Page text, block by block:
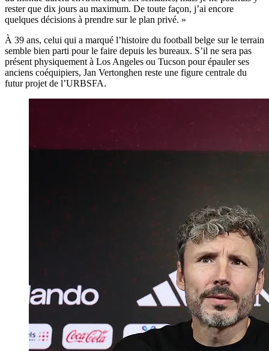
rester que dix jours au maximum. De toute façon, j’ai encore
quelques décisions à prendre sur le plan privé. »
À 39 ans, celui qui a marqué l’histoire du football belge sur le terrain
semble bien parti pour le faire depuis les bureaux. S’il ne sera pas
présent physiquement à Los Angeles ou Tucson pour épauler ses
anciens coéquipiers, Jan Vertonghen reste une figure centrale du
futur projet de l’URBSFA.